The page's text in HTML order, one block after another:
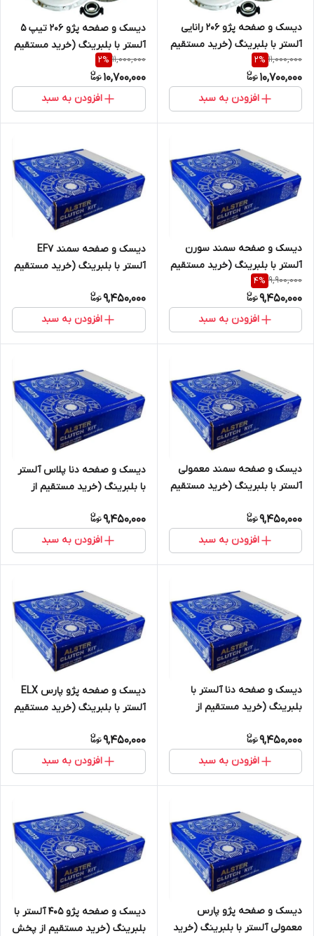
دیسک و صفحه پژو 206 رانایی
آلستر با بلبرینگ (خرید مستقیم
از پخش کننده)
11,000,000
2%
10,700,000
افزودن به سبد
دیسک و صفحه پژو 206 تیپ 5
آلستر با بلبرینگ (خرید مستقیم
از پخش کننده)
11,000,000
2%
10,700,000
افزودن به سبد
دیسک و صفحه سمند سورن
آلستر با بلبرینگ (خرید مستقیم
از پخش کننده)
9,900,000
4%
9,450,000
افزودن به سبد
دیسک و صفحه سمند EF7
آلستر با بلبرینگ (خرید مستقیم
9,450,000
افزودن به سبد
دیسک و صفحه سمند معمولی
آلستر با بلبرینگ (خرید مستقیم
9,450,000
افزودن به سبد
دیسک و صفحه دنا پلاس آلستر
با بلبرینگ (خرید مستقیم از
9,450,000
افزودن به سبد
دیسک و صفحه دنا آلستر با
بلبرینگ (خرید مستقیم از
9,450,000
افزودن به سبد
دیسک و صفحه پژو پارس ELX
آلستر با بلبرینگ (خرید مستقیم
9,450,000
افزودن به سبد
دیسک و صفحه پژو پارس
معمولی آلستر با بلبرینگ (خرید
دیسک و صفحه پژو 405 آلستر با
بلبرینگ (خرید مستقیم از پخش